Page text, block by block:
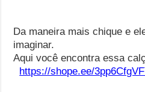
Da maneira mais chique e
imaginar.
Aqui você encontra essa
https://shope.ee/